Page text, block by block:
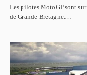
Les pilotes MotoGP sont
de Grande-Bretagne.…